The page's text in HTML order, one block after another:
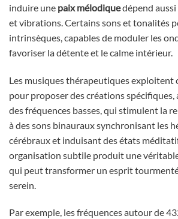
induire une paix mélodiquedépend aussi
et vibrations. Certains sons et tonalités
intrinsèques, capables de moduler les
favoriser la détente et le calme intérieur.
Les musiques thérapeutiques exploitent
pour proposer des créations spécifiques,
des fréquences basses, qui stimulent la
à des sons binauraux synchronisant les
cérébraux et induisant des états
organisation subtile produit une
qui peut transformer un esprit
serein.
Par exemple, les fréquences autour de